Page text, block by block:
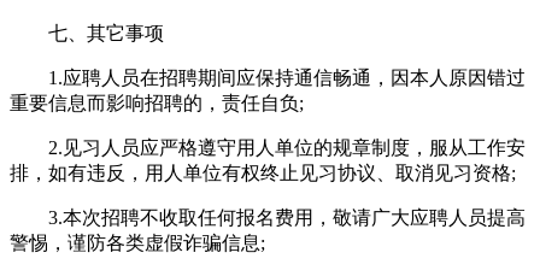
七、其它事项
1.应聘人员在招聘期间应保持通信畅通，因本人原因错过
重要信息而影响招聘的，责任自负;
2.见习人员应严格遵守用人单位的规章制度，服从工作安
排，如有违反，用人单位有权终止见习协议、取消见习资格;
3.本次招聘不收取任何报名费用，敬请广大应聘人员提高
警惕，谨防各类虚假诈骗信息;